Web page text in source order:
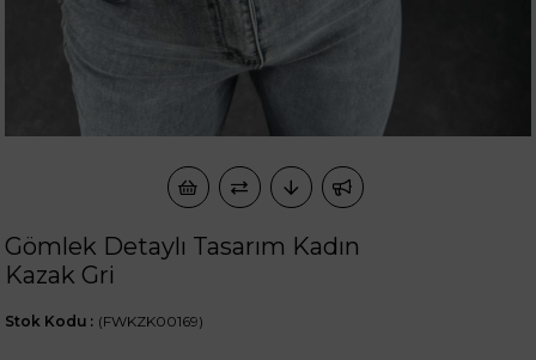
Gömlek Detaylı Tasarım Kadın
Kazak Gri
(FWKZK00169)
Stok Kodu